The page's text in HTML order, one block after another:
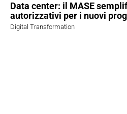
Data center: il MASE
autorizzativi per i nuovi
Digital Transformation